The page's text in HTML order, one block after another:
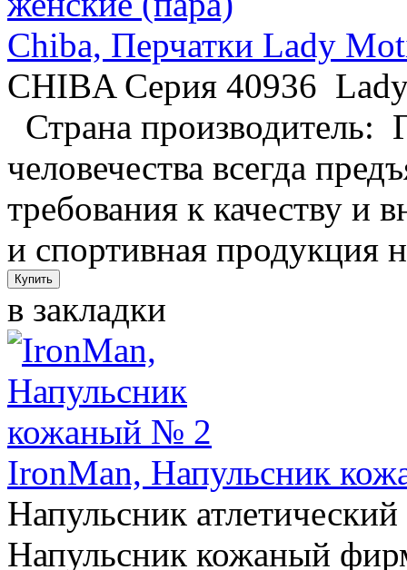
Chiba, Перчатки Lady
CHIBA Серия 40936
Страна производитель:
человечества всегда
требования к качеству
и спортивная продукция
в закладки
IronMan, Напульсник
Напульсник
Напульсник кожаный